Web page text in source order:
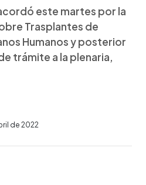
este martes por la
Trasplantes de
Humanos y posterior
trámite a la plenaria,
de 2022